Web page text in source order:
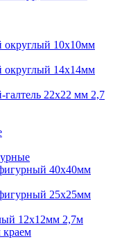
округлый 10х10мм
округлый 14х14мм
22х22 мм 2,7
40х40мм
25х25мм
12х12мм 2,7м